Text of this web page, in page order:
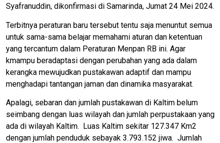
Syafranuddin, dikonfirmasi di Samarinda, Jumat 24 Mei 2024.
Terbitnya peraturan baru tersebut tentu saja menuntut semua
untuk sama-sama belajar memahami aturan dan ketentuan
yang tercantum dalam Peraturan Menpan RB ini. Agar
kmampu beradaptasi dengan perubahan yang ada dalam
kerangka mewujudkan pustakawan adaptif dan mampu
menghadapi tantangan jaman dan dinamika masyarakat.
Apalagi, sebaran dan jumlah pustakawan di Kaltim belum
seimbang dengan luas wilayah dan jumlah perpustakaan yang
ada di wilayah Kaltim. Luas Kaltim sekitar 127.347 Km2
dengan jumlah penduduk sebayak 3.793.152 jiwa. Jumlah